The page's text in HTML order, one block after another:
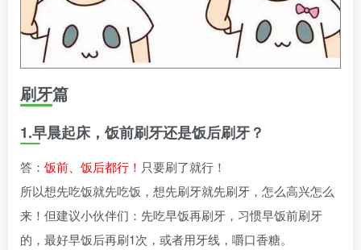
刷牙篇
1.早晨起床，饭前刷牙还是饭后刷牙？
答： 饭前、饭后都行！ 只要刷了就行！
所以想先吃饭就先吃饭，想先刷牙就先刷牙，怎么高兴怎么
来！但建议小伙伴们：先吃早饭再刷牙，习惯早饭前刷牙
的，最好早饭后再刷1次，或者用牙线，嚼口香糖。